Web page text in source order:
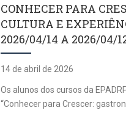
CONHECER PARA
CULTURA E
2026/04/14 A 2026/04/
14 de abril de 2026
Os alunos dos cursos da
“Conhecer para Crescer: